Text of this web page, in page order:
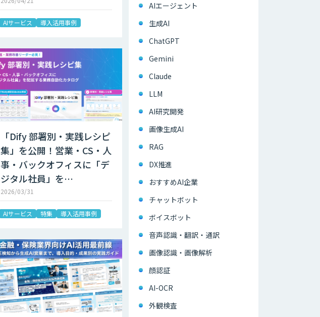
AIサービス 導入活用事例
「Dify 部署別・実践レシピ
集」を公開！営業・CS・人
事・バックオフィスに「デ
ジタル社員」を…
2026/03/31
AIサービス 特集 導入活用事例
AIエージェント
生成AI
ChatGPT
Gemini
Claude
LLM
AI研究開発
画像生成AI
RAG
DX推進
おすすめAI企業
チャットボット
ボイスボット
音声認識・翻訳・通訳
画像認識・画像解析
顔認証
AI-OCR
外観検査